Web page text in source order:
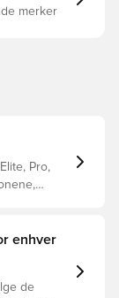
merker
Pro,
enhver
de